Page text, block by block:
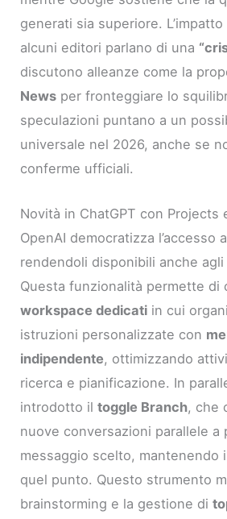
generati sia superiore.
alcuni editori parlano di una
discutono alleanze come la
News per fronteggiare lo
speculazioni puntano a un
universale nel 2026, anche se
conferme ufficiali.
Novità in ChatGPT con Projects
OpenAI democratizza l’accesso a
rendendoli disponibili anche
Questa funzionalità permette di
workspace dedicati in cui
istruzioni personalizzate con
indipendente, ottimizzando
ricerca e pianificazione. In
introdotto iltoggle Branch, che
nuove conversazioni parallele a
messaggio scelto, mantenendo
quel punto. Questo strumento
brainstorming e la gestione di